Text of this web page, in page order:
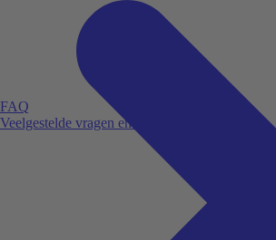
FAQ
Veelgestelde vragen en antwoorden.